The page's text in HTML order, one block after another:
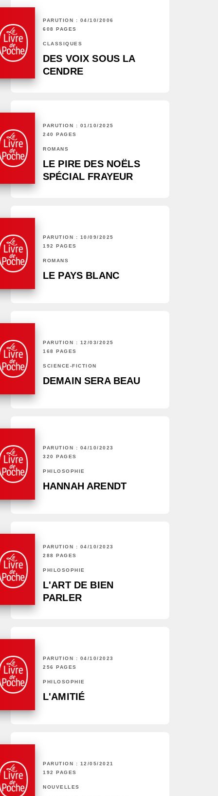
PARUTION : 04/10/2006
608 PAGES
CLASSIQUES
DES VOIX SOUS LA
CENDRE
PARUTION : 01/10/2025
240 PAGES
ROMANS
LE PIRE DES NOËLS
SPÉCIAL FRAYEUR
PARUTION : 10/09/2025
192 PAGES
ROMANS
LE PAYS BLANC
PARUTION : 12/03/2025
168 PAGES
SCIENCE-FICTION
DEMAIN SERA BEAU
PARUTION : 04/10/2023
320 PAGES
PHILOSOPHIE
HANNAH ARENDT
PARUTION : 04/10/2023
288 PAGES
PHILOSOPHIE
L'ART DE BIEN
PARLER
PARUTION : 04/10/2023
256 PAGES
PHILOSOPHIE
L'AMITIÉ
PARUTION : 12/05/2021
192 PAGES
NOUVELLES